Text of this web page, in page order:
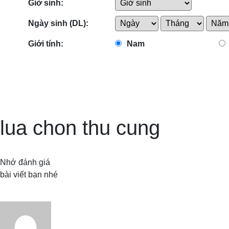
Giờ sinh:
Ngày sinh (DL):
Giới tính: Nam
lua chon thu cung
Nhớ đánh giá
bài viết bạn nhé